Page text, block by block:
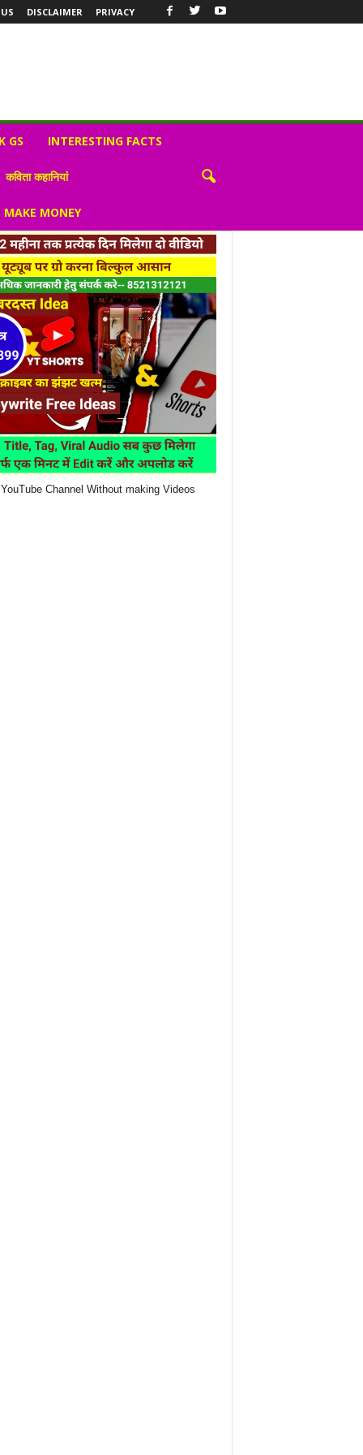
DISCLAIMER PRIVACY
GS INTERESTING FACTS
कविता कहानियां
MONEY
Channel Without making Videos